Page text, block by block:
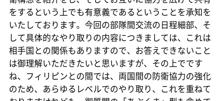
をするという上でも有意義であるということを承知を
いたしております。今回の部隊間交流の日程細部、そ
して具体的なやり取りの内容につきましては、これは
相手国との関係もありますので、お答えできないこと
は御理解いただきたいと思いますが、その上でです
ね、フィリピンとの間では、両国間の防衛協力の強化
のため、あらゆるレベルでのやり取り、これを重ねて